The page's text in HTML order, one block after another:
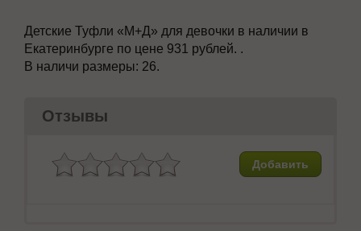
Детские Туфли «М+Д» для девочки в наличии в
Екатеринбурге по цене 931 рублей. .
В наличи размеры: 26.
Отзывы
Добавить